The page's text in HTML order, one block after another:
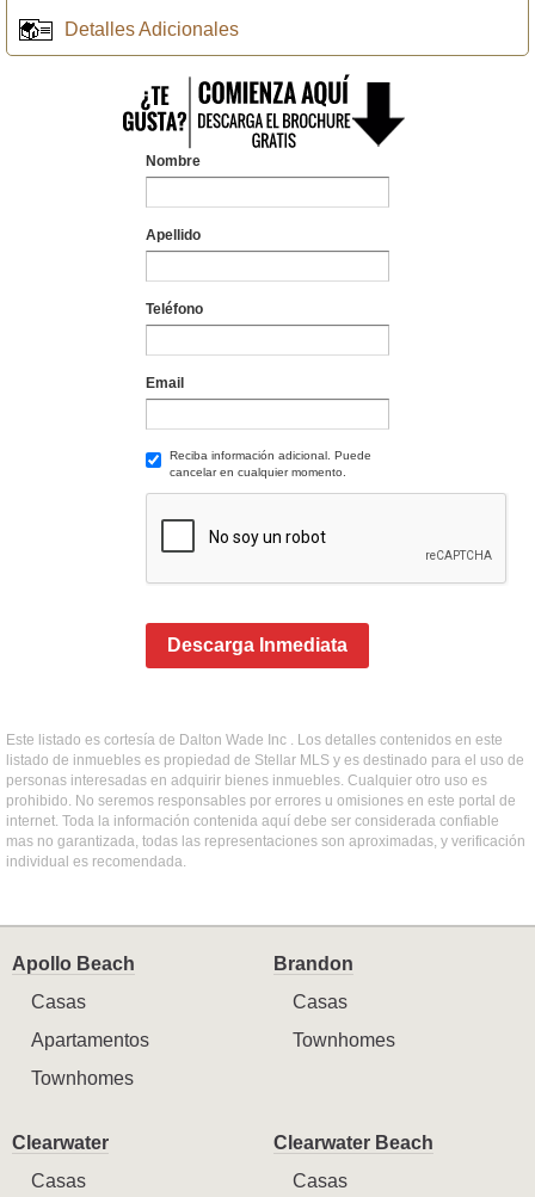
Detalles Adicionales
Nombre
Apellido
Teléfono
Email
Reciba información adicional. Puede
cancelar en cualquier momento.
Descarga Inmediata
Este listado es cortesía de Dalton Wade Inc . Los detalles contenidos en este
listado de inmuebles es propiedad de Stellar MLS y es destinado para el uso de
personas interesadas en adquirir bienes inmuebles. Cualquier otro uso es
prohibido. No seremos responsables por errores u omisiones en este portal de
internet. Toda la información contenida aquí debe ser considerada confiable
mas no garantizada, todas las representaciones son aproximadas, y verificación
individual es recomendada.
Apollo Beach
Casas
Apartamentos
Townhomes
Brandon
Casas
Townhomes
Clearwater
Casas
Clearwater Beach
Casas